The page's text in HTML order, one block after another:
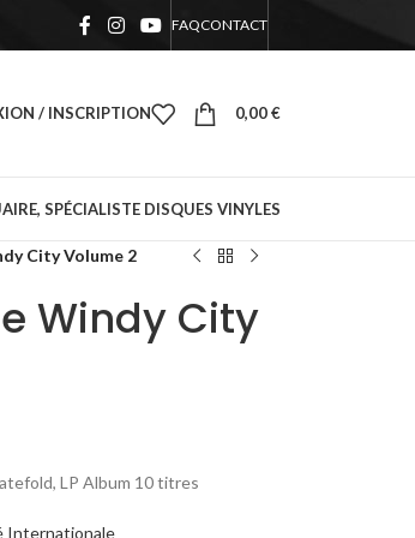
FAQCONTACT
/ INSCRIPTION 0,00€
SPÉCIALISTE DISQUES VINYLES
City Volume 2
Windy City
LP Album 10 titres
Internationale